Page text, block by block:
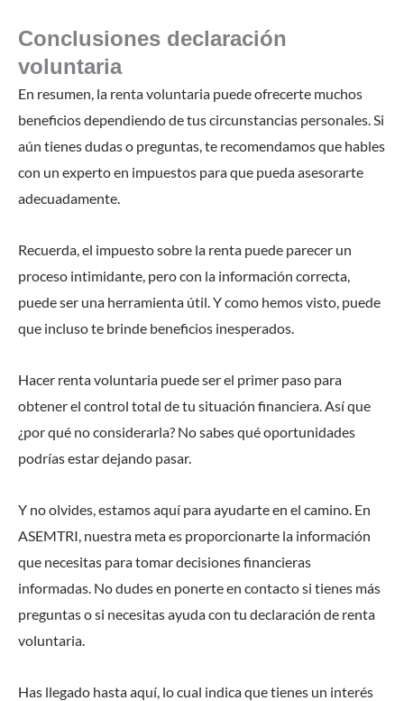
Conclusiones declaración
voluntaria
En resumen, la renta voluntaria puede ofrecerte muchos
beneficios dependiendo de tus circunstancias personales. Si
aún tienes dudas o preguntas, te recomendamos que hables
con un experto en impuestos para que pueda asesorarte
adecuadamente.
Recuerda, el impuesto sobre la renta puede parecer un
proceso intimidante, pero con la información correcta,
puede ser una herramienta útil. Y como hemos visto, puede
que incluso te brinde beneficios inesperados.
Hacer renta voluntaria puede ser el primer paso para
obtener el control total de tu situación financiera. Así que
¿por qué no considerarla? No sabes qué oportunidades
podrías estar dejando pasar.
Y no olvides, estamos aquí para ayudarte en el camino. En
ASEMTRI, nuestra meta es proporcionarte la información
que necesitas para tomar decisiones financieras
informadas. No dudes en ponerte en contacto si tienes más
preguntas o si necesitas ayuda con tu declaración de renta
voluntaria.
Has llegado hasta aquí, lo cual indica que tienes un interés